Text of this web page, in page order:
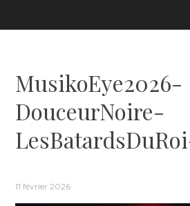
MusikoEye2026-
DouceurNoire-
11 février 2026